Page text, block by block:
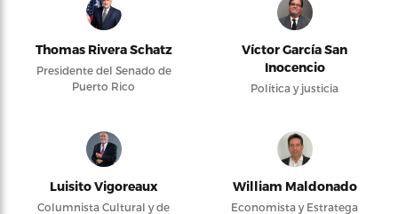
Thomas Rivera Schatz
Presidente del Senado de
Puerto Rico
Víctor García San
Inocencio
Política y justicia
Luisito Vigoreaux
Columnista Cultural y de
William Maldonado
Economista y Estratega